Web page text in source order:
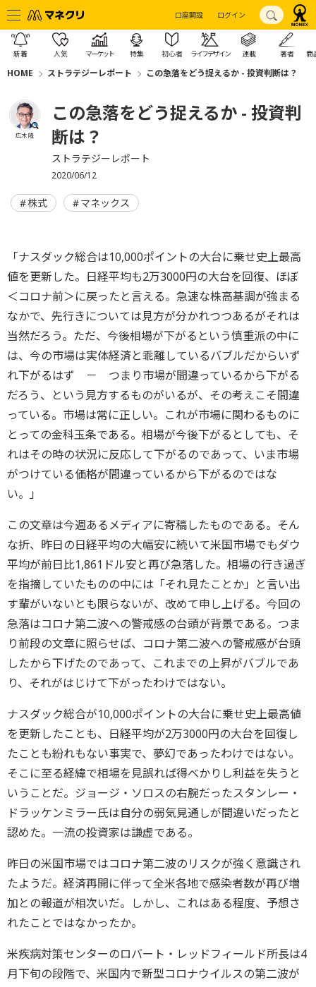
口座開設 ログイン
新着 人気 マーケット 特集 初心者 ライフデザイン 連載 著者 商
HOME ストラテジーレポート この急落をどう捉えるか - 投資判断は？
広木 隆
この急落をどう捉えるか - 投資判
断は？
ストラテジーレポート
2020/06/12
株式 マネックス
「ナスダック総合は10,000ポイントの大台に乗せ史上最高
値を更新した。日経平均も2万3000円の大台を回復、ほぼ
＜コロナ前＞に戻ったと言える。急速な株高基調が強まる
なかで、先行きについては見方が分かれつつあるがそれは
当然だろう。ただ、今後相場が下がるという慎重派の中に
は、今の市場は実体経済と乖離しているバブルだからいず
れ下がるはず － つまり市場が間違っているから下がる
だろう、という見方するものがいるが、その考えこそ間違
っている。市場は常に正しい。これが市場に関わるものに
とっての金科玉条である。相場が今後下がるとしても、そ
れはその時の状況に反応して下がるのであって、いま市場
がつけている価格が間違っているから下がるのではな
い。」
この文章は今週あるメディアに寄稿したものである。そん
な折、昨日の日経平均の大幅安に続いて米国市場でもダウ
平均が前日比1,861ドル安と再び急落した。相場の行き過ぎ
を指摘していたものの中には「それ見たことか」と言い出
す輩がいないとも限らないが、改めて申し上げる。今回の
急落はコロナ第二波への警戒感の台頭が背景である。つま
り前段の文章に照らせば、コロナ第二波への警戒感が台頭
したから下げたのであって、これまでの上昇がバブルであ
り、それがはじけて下がったわけではない。
ナスダック総合が10,000ポイントの大台に乗せ史上最高値
を更新したことも、日経平均が2万3000円の大台を回復し
たことも紛れもない事実で、夢幻であったわけではない。
そこに至る経緯で相場を見誤れば得べかりし利益を失うと
いうことだ。ジョージ・ソロスの右腕だったスタンレー・
ドラッケンミラー氏は自分の弱気見通しが間違いだったと
認めた。一流の投資家は謙虚である。
昨日の米国市場ではコロナ第二波のリスクが強く意識され
たようだ。経済再開に伴って全米各地で感染者数が再び増
加との報道が相次いだ。しかし、これはある程度、予想さ
れたことではなかったか。
米疾病対策センターのロバート・レッドフィールド所長は4
月下旬の段階で、米国内で新型コロナウイルスの第二波が